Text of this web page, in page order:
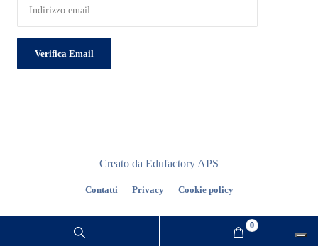
0
Creato da Edufactory APS
Contatti Privacy Cookie policy